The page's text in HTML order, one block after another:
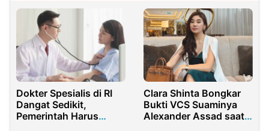
Dokter Spesialis di RI
Dangat Sedikit,
Pemerintah Harus
Clara Shinta Bongkar
Bukti VCS Suaminya
Alexander Assad saat